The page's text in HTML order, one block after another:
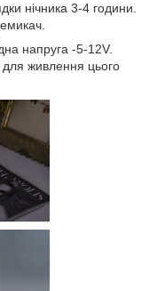
нічника 3-4 години.
напруга -5-12V.
для живлення цього